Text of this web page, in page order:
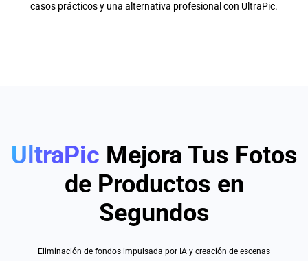
casos prácticos y una alternativa profesional con UltraPic.
UltraPic Mejora Tus Fotos
de Productos en
Segundos
Eliminación de fondos impulsada por IA y creación de escenas